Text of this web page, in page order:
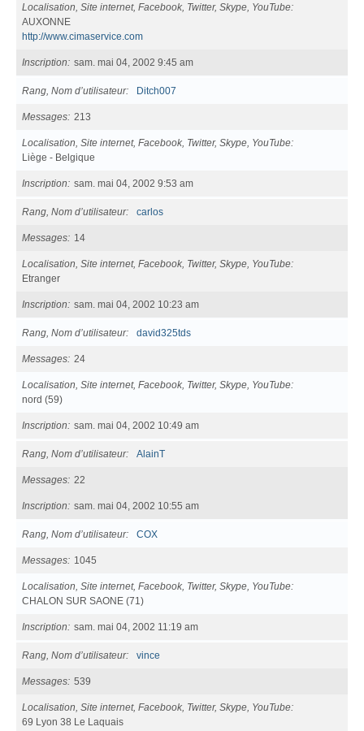
Localisation, Site internet, Facebook, Twitter, Skype, YouTube
AUXONNE
http://www.cimaservice.com
Inscription sam. mai 04, 2002 9:45 am
Rang, Nom d’utilisateur Ditch007
Messages 213
Localisation, Site internet, Facebook, Twitter, Skype, YouTube
Liège - Belgique
Inscription sam. mai 04, 2002 9:53 am
Rang, Nom d’utilisateur carlos
Messages 14
Localisation, Site internet, Facebook, Twitter, Skype, YouTube
Etranger
Inscription sam. mai 04, 2002 10:23 am
Rang, Nom d’utilisateur david325tds
Messages 24
Localisation, Site internet, Facebook, Twitter, Skype, YouTube
nord (59)
Inscription sam. mai 04, 2002 10:49 am
Rang, Nom d’utilisateur AlainT
Messages 22
Inscription sam. mai 04, 2002 10:55 am
Rang, Nom d’utilisateur COX
Messages 1045
Localisation, Site internet, Facebook, Twitter, Skype, YouTube
CHALON SUR SAONE (71)
Inscription sam. mai 04, 2002 11:19 am
Rang, Nom d’utilisateur vince
Messages 539
Localisation, Site internet, Facebook, Twitter, Skype, YouTube
69 Lyon 38 Le Laquais